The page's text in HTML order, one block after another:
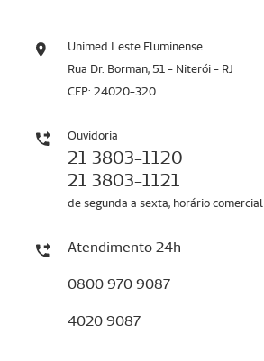
Unimed Leste Fluminense
Rua Dr. Borman, 51 - Niterói - RJ
CEP: 24020-320
Ouvidoria
21 3803-1120
21 3803-1121
de segunda a sexta, horário comercial
Atendimento 24h
0800 970 9087
4020 9087